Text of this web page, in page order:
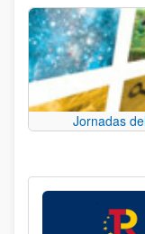
Jornadas